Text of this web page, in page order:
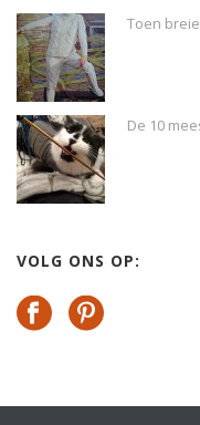
Toen
De 10
VOLG ONS OP: